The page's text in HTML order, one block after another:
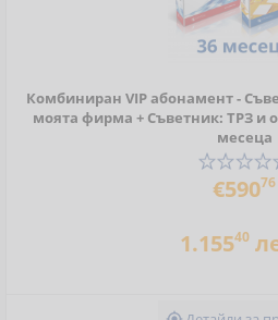
Комбиниран VIP абонамент -
моята фирма + Съветник: ТРЗ и
месеца
€59076
1.15540